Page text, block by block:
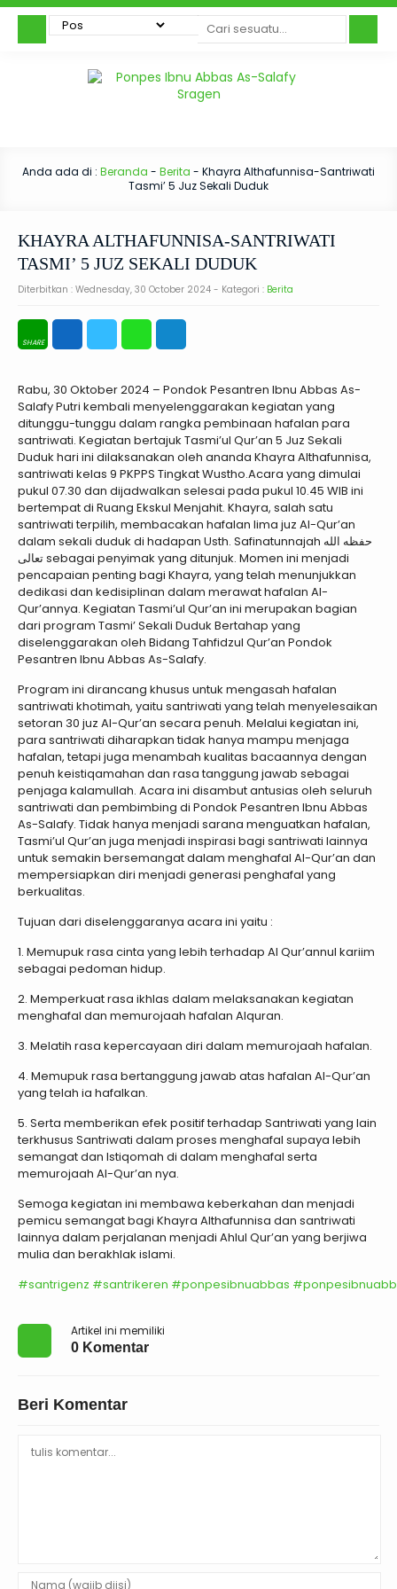
Anda ada di : Beranda - Berita - Khayra Althafunnisa-Santriwati
Tasmi’ 5 Juz Sekali Duduk
KHAYRA ALTHAFUNNISA-SANTRIWATI
TASMI’ 5 JUZ SEKALI DUDUK
Diterbitkan : Wednesday, 30 October 2024 - Kategori : Berita
Rabu, 30 Oktober 2024 – Pondok Pesantren Ibnu Abbas As-
Salafy Putri kembali menyelenggarakan kegiatan yang
ditunggu-tunggu dalam rangka pembinaan hafalan para
santriwati. Kegiatan bertajuk Tasmi’ul Qur’an 5 Juz Sekali
Duduk hari ini dilaksanakan oleh ananda Khayra Althafunnisa,
santriwati kelas 9 PKPPS Tingkat Wustho.Acara yang dimulai
pukul 07.30 dan dijadwalkan selesai pada pukul 10.45 WIB ini
bertempat di Ruang Ekskul Menjahit. Khayra, salah satu
santriwati terpilih, membacakan hafalan lima juz Al-Qur’an
dalam sekali duduk di hadapan Usth. Safinatunnajah حفظه الله
تعالى sebagai penyimak yang ditunjuk. Momen ini menjadi
pencapaian penting bagi Khayra, yang telah menunjukkan
dedikasi dan kedisiplinan dalam merawat hafalan Al-
Qur’annya. Kegiatan Tasmi’ul Qur’an ini merupakan bagian
dari program Tasmi’ Sekali Duduk Bertahap yang
diselenggarakan oleh Bidang Tahfidzul Qur’an Pondok
Pesantren Ibnu Abbas As-Salafy.
Program ini dirancang khusus untuk mengasah hafalan
santriwati khotimah, yaitu santriwati yang telah menyelesaikan
setoran 30 juz Al-Qur’an secara penuh. Melalui kegiatan ini,
para santriwati diharapkan tidak hanya mampu menjaga
hafalan, tetapi juga menambah kualitas bacaannya dengan
penuh keistiqamahan dan rasa tanggung jawab sebagai
penjaga kalamullah. Acara ini disambut antusias oleh seluruh
santriwati dan pembimbing di Pondok Pesantren Ibnu Abbas
As-Salafy. Tidak hanya menjadi sarana menguatkan hafalan,
Tasmi’ul Qur’an juga menjadi inspirasi bagi santriwati lainnya
untuk semakin bersemangat dalam menghafal Al-Qur’an dan
mempersiapkan diri menjadi generasi penghafal yang
berkualitas.
Tujuan dari diselenggaranya acara ini yaitu :
1. Memupuk rasa cinta yang lebih terhadap Al Qur’annul kariim
sebagai pedoman hidup.
2. Memperkuat rasa ikhlas dalam melaksanakan kegiatan
menghafal dan memurojaah hafalan Alquran.
3. Melatih rasa kepercayaan diri dalam memurojaah hafalan.
4. Memupuk rasa bertanggung jawab atas hafalan Al-Qur’an
yang telah ia hafalkan.
5. Serta memberikan efek positif terhadap Santriwati yang lain
terkhusus Santriwati dalam proses menghafal supaya lebih
semangat dan Istiqomah di dalam menghafal serta
memurojaah Al-Qur’an nya.
Semoga kegiatan ini membawa keberkahan dan menjadi
pemicu semangat bagi Khayra Althafunnisa dan santriwati
lainnya dalam perjalanan menjadi Ahlul Qur’an yang berjiwa
mulia dan berakhlak islami.
#santrigenz #santrikeren #ponpesibnuabbas
Artikel ini memiliki
0 Komentar
Beri Komentar